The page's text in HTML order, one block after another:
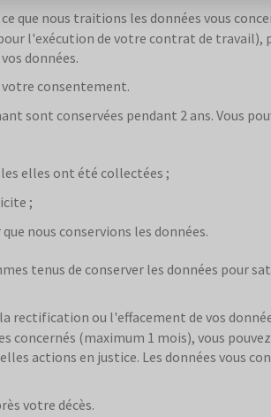
que nous traitions les données vous
l'exécution de votre contrat de
données.
consentement.
sont conservées pendant 2 ans. Vous
elles ont été collectées ;
;
nous conservions les données.
tenus de conserver les données pour
ou l'effacement de vos
concernés (maximum 1 mois), vous
actions en justice. Les données vous
votre décès.